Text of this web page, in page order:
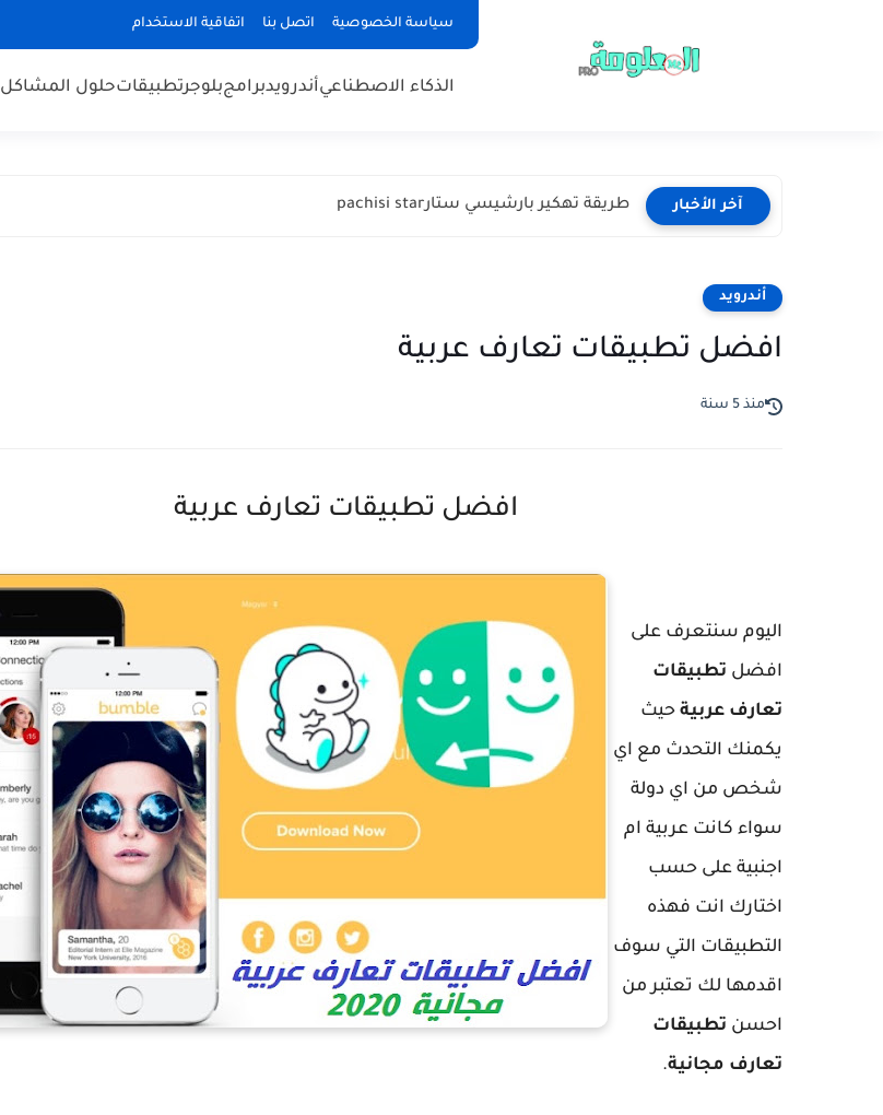
سياسة الخصوصية اتصل بنا اتفاقية الاستخدام
الذكاء الاصطناعيأندرويدبرامجبلوجرتطبيقاتحلول المشاكل
آخر الأخبار طريقة تهكير بارشيسي ستارpachisi star
أندرويد
افضل تطبيقات تعارف عربية
منذ 5 سنة
افضل تطبيقات تعارف عربية
اليوم سنتعرف على
افضل تطبيقات
تعارف عربية حيث
يكمنك التحدث مع اي
شخص من اي دولة
سواء كانت عربية ام
اجنبية على حسب
اختارك انت فهذه
التطبيقات التي سوف
اقدمها لك تعتبر من
احسن تطبيقات
تعارف مجانية.